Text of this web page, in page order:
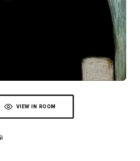
VIEW IN ROOM